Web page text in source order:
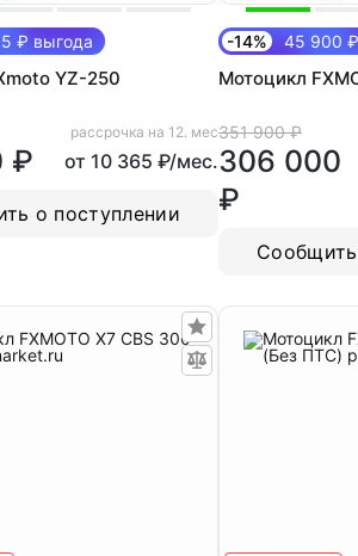
₽ выгода
YZ-250
₽
рассрочка на 12. мес
от 10 365 ₽/мес.
о поступлении
-14% 45 900
Мотоцикл
351 900 ₽
306 000
₽